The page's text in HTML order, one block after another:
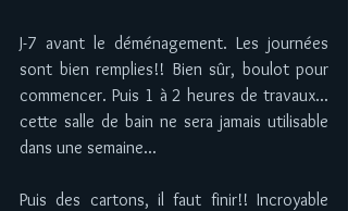
J-7 avant le déménagement. Les journées
sont bien remplies!! Bien sûr, boulot pour
commencer. Puis 1 à 2 heures de travaux...
cette salle de bain ne sera jamais utilisable
dans une semaine...
Puis des cartons, il faut finir!! Incroyable